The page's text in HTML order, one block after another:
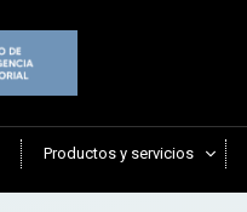
Productos y servicios